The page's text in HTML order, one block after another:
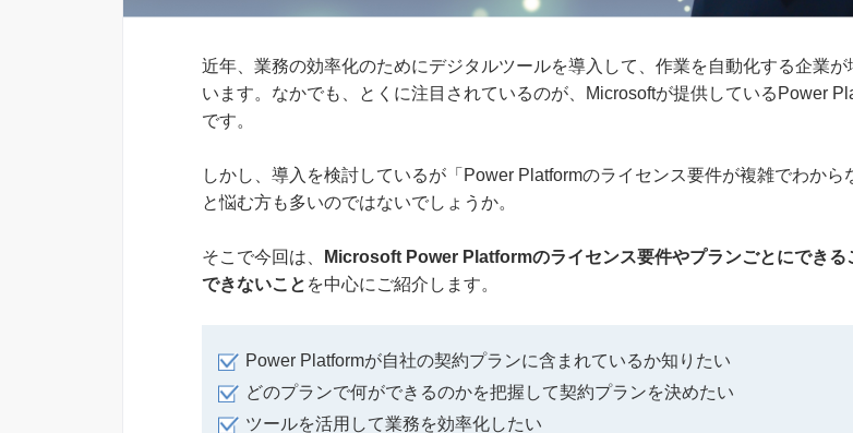
近年、業務の効率化のためにデジタルツールを導入して、作業を自動化する企業が
います。なかでも、とくに注目されているのが、Microsoftが提供しているPower
です。
しかし、導入を検討しているが「Power Platformのライセンス要件が複雑でわから
と悩む方も多いのではないでしょうか。
そこで今回は、
Microsoft Power Platformのライセンス要件やプランごとにできる
できないこと を中心にご紹介します。
Power Platformが自社の契約プランに含まれているか知りたい
どのプランで何ができるのかを把握して契約プランを決めたい
ツールを活用して業務を効率化したい